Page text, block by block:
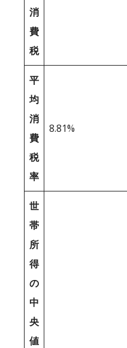
消
費
税
平
均
消
費
税
率
8.81%
世
帯
所
得
の
中
央
値